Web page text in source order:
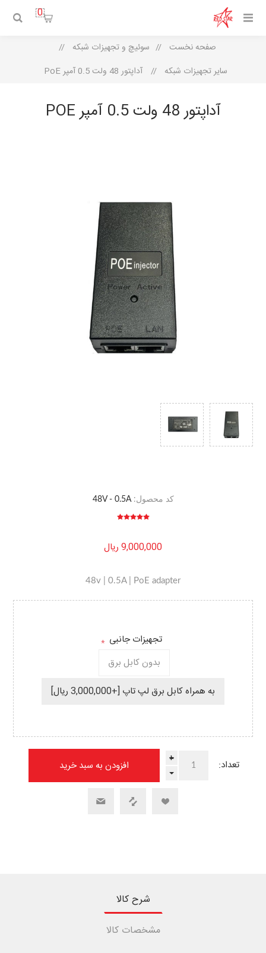
0
صفحه نخست / سوئیچ و تجهیزات شبکه
/
سایر تجهیزات شبکه
/ آداپتور 48 ولت 0.5 آمپر PoE
آداپتور 48 ولت 0.5 آمپر POE
کد محصول: 48V - 0.5A
9,000,000 ریال
48v | 0.5A | PoE adapter
تجهیزات جانبی *
بدون کابل برق
به همراه کابل برق لپ تاپ [+3,000,000 ریال]
تعداد:
+
-
شرح کالا
مشخصات کالا